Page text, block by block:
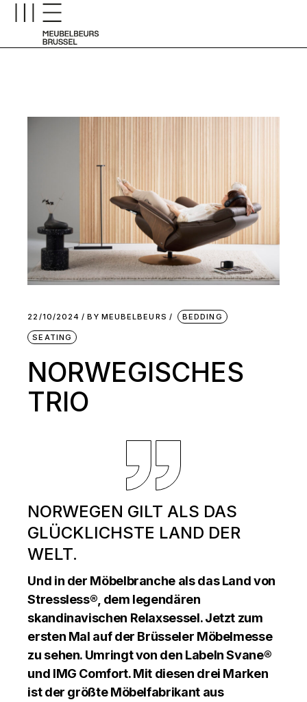
22/10/2024 BY MEUBELBEURS BEDDING
SEATING
NORWEGISCHES
TRIO
NORWEGEN GILT ALS DAS
GLÜCKLICHSTE LAND DER
WELT.
Und in der Möbelbranche als das Land von
Stressless®, dem legendären
skandinavischen Relaxsessel. Jetzt zum
ersten Mal auf der Brüsseler Möbelmesse
zu sehen. Umringt von den Labeln Svane®
und IMG Comfort. Mit diesen drei Marken
ist der größte Möbelfabrikant aus